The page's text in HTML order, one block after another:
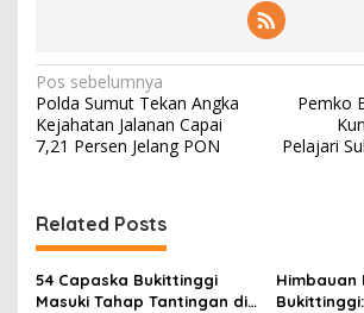
N
a
v
g
a
s
Pos sebelumnya
Polda Sumut Tekan Angka
Kejahatan Jalanan Capai
7,21 Persen Jelang PON
Pemko
Pelajari
Related Posts
54 Capaska Bukittinggi
Masuki Tahap Tantingan di
Himbauan